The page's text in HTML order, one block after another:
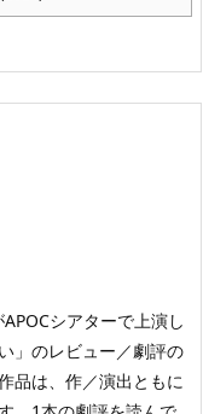
シアターで上演し
」のレビュー／劇評の
品は、作／演出ともに